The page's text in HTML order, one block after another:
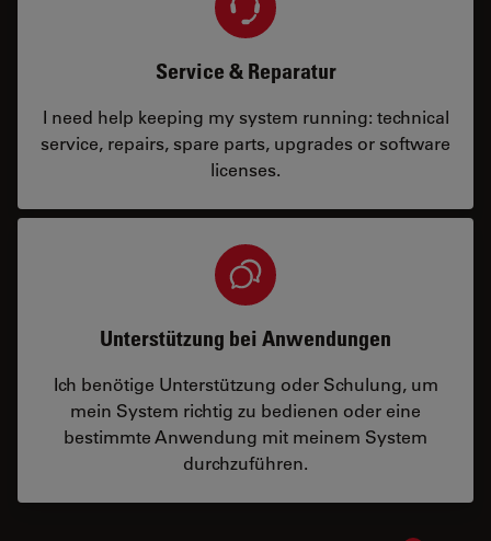
Service & Reparatur
I need help keeping my system running: technical
service, repairs, spare parts, upgrades or software
licenses.
Unterstützung bei Anwendungen
Ich benötige Unterstützung oder Schulung, um
mein System richtig zu bedienen oder eine
bestimmte Anwendung mit meinem System
durchzuführen.